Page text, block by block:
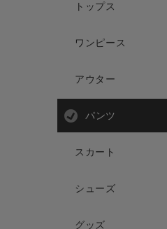
トップス
ワンピース
アウター
パンツ
スカート
シューズ
グッズ